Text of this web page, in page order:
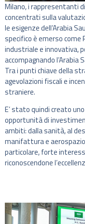
Milano, i rappresentanti
concentrati sulla
le esigenze dell’Arabia
specifico è emerso come
industriale e innovativa,
accompagnando
Tra i punti chiave della
agevolazioni fiscali e
straniere.
E’ stato quindi creato
opportunità di
ambiti: dalla sanità, al
manifattura e
particolare, forte
riconoscendone